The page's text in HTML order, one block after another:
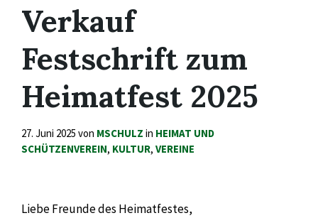
Verkauf
Festschrift zum
Heimatfest 2025
27. Juni 2025 von MSCHULZ in HEIMAT UND
SCHÜTZENVEREIN, KULTUR, VEREINE
Liebe Freunde des Heimatfestes,